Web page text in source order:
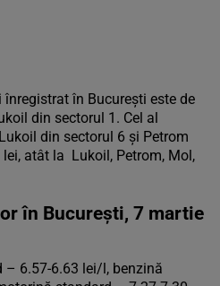
în București este de
din sectorul 1. Cel al
din sectorul 6 și Petrom
atât la Lukoil, Petrom, Mol,
în București, 7 martie
– 6.57-6.63 lei/l, benzină